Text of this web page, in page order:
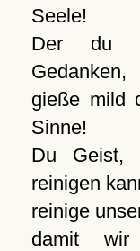
Seele!
Der du
Gedanken,
gieße mild
Sinne!
Du Geist,
reinigen
reinige
damit wir